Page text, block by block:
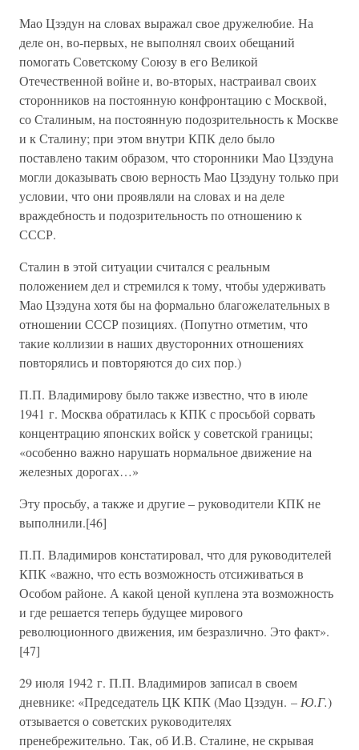
Мао Цзэдун на словах выражал свое дружелюбие. На
деле он, во-первых, не выполнял своих обещаний
помогать Советскому Союзу в его Великой
Отечественной войне и, во-вторых, настраивал своих
сторонников на постоянную конфронтацию с Москвой,
со Сталиным, на постоянную подозрительность к Москве
и к Сталину; при этом внутри КПК дело было
поставлено таким образом, что сторонники Мао Цзэдуна
могли доказывать свою верность Мао Цзэдуну только при
условии, что они проявляли на словах и на деле
враждебность и подозрительность по отношению к
СССР.
Сталин в этой ситуации считался с реальным
положением дел и стремился к тому, чтобы удерживать
Мао Цзэдуна хотя бы на формально благожелательных в
отношении СССР позициях. (Попутно отметим, что
такие коллизии в наших двусторонних отношениях
повторялись и повторяются до сих пор.)
П.П. Владимирову было также известно, что в июле
1941 г. Москва обратилась к КПК с просьбой сорвать
концентрацию японских войск у советской границы;
«особенно важно нарушать нормальное движение на
железных дорогах…»
Эту просьбу, а также и другие – руководители КПК не
выполнили.[46]
П.П. Владимиров констатировал, что для руководителей
КПК «важно, что есть возможность отсиживаться в
Особом районе. А какой ценой куплена эта возможность
и где решается теперь будущее мирового
революционного движения, им безразлично. Это факт».
[47]
29 июля 1942 г. П.П. Владимиров записал в своем
дневнике: «Председатель ЦК КПК (Мао Цзэдун. – Ю.Г.)
отзывается о советских руководителях
пренебрежительно. Так, об И.В. Сталине, не скрывая